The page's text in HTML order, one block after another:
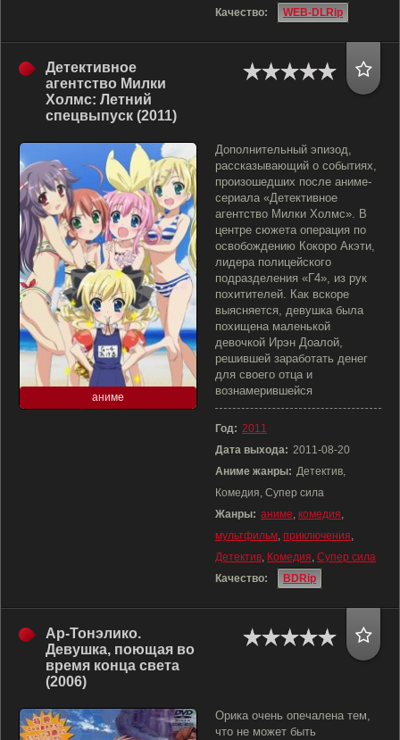
Качество:
WEB-DLRip
Детективное
агентство Милки
Холмс: Летний
спецвыпуск (2011)
аниме
Дополнительный эпизод,
рассказывающий о событиях,
произошедших после аниме-
сериала «Детективное
агентство Милки Холмс». В
центре сюжета операция по
освобождению Кокоро Акэти,
лидера полицейского
подразделения «Г4», из рук
похитителей. Как вскоре
выясняется, девушка была
похищена маленькой
девочкой Ирэн Доалой,
решившей заработать денег
для своего отца и
вознамерившейся
Год: 2011
Дата выхода: 2011-08-20
Аниме жанры: Детектив,
Комедия, Супер сила
Жанры: аниме, комедия,
мультфильм, приключения,
Детектив, Комедия, Супер сила
Качество:
BDRip
Ар-Тонэлико.
Девушка, поющая во
время конца света
(2006)
Орика очень опечалена тем,
что не может быть